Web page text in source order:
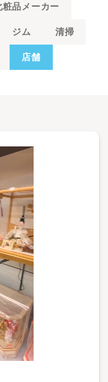
粧品メーカー
ジム 清掃
店舗